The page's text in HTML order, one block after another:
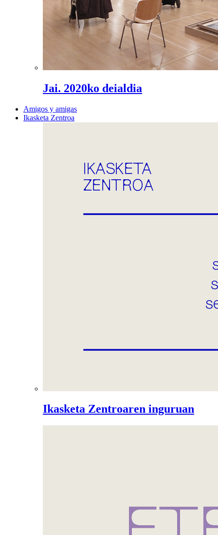
Jai. 2020ko deialdia
Amigos y amigas
Ikasketa Zentroa
Ikasketa Zentroaren inguruan